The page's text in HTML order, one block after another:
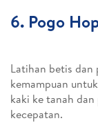
6. Pogo
Latihan betis dan
kemampuan
kaki ke tanah
kecepatan.